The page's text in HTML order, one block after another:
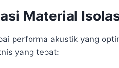
Material
performa akustik yang
yang tepat: